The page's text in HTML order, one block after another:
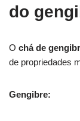
do
O chá de
de propriedades
Gengibre: